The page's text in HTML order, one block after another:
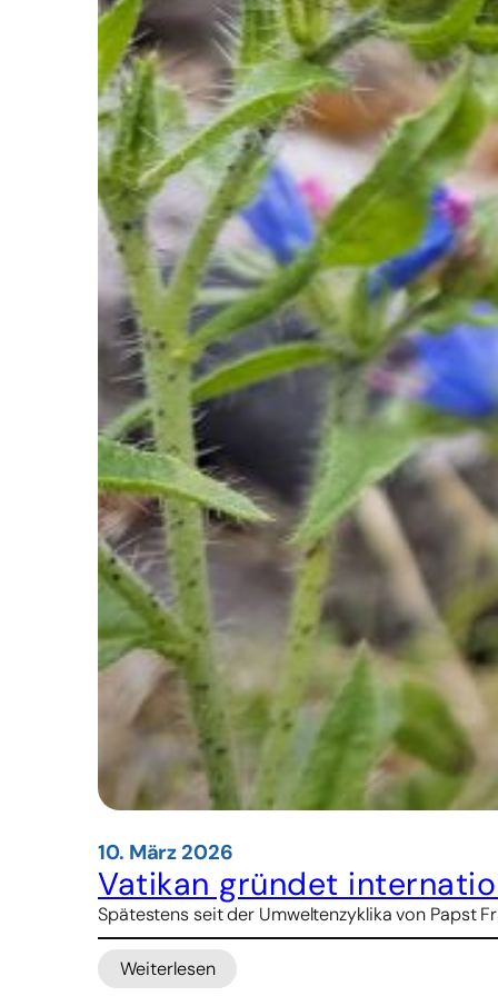
10. März 2026
Vatikan gründet
Spätestens seit der Umweltenzyklika von Papst
Weiterlesen
: